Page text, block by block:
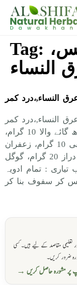
Tag:
النساء
النساء,،درد کمر
النساء,،درد کمر
نسخہ الشفاء : میٹھاتیلیہ مدبر دودھ گائے والا 10 گرام،
اذراقی مدبر 10 گرام، سلاجیت مصفی 10 گرام، زعفران
10 گرام، فلفل سیاہ 20 گرام، فلفل دراز 20 گرام، گوگل
50 گرام ترکیب تیاری : تمام ادویہ
تعلیمی مقاصد کے لیے ہیں۔ کسی
ضرور کریں۔
پر مشورہ حاصل کریں →